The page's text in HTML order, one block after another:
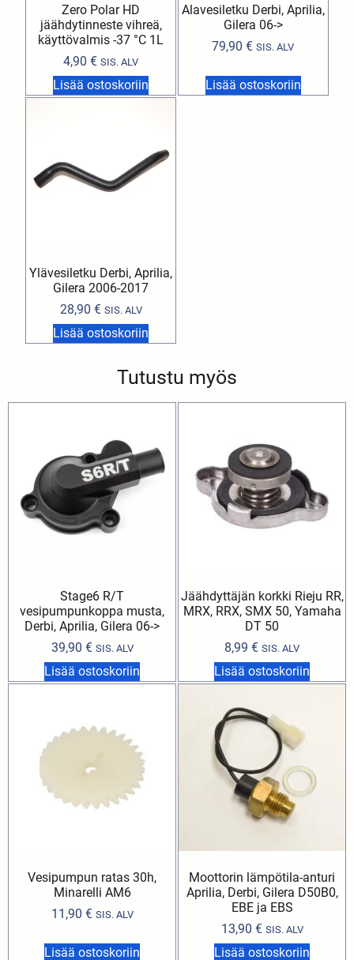
Zero Polar HD
jäähdytinneste vihreä,
käyttövalmis -37 °C 1L
4,90€ SIS. ALV
Lisää ostoskoriin
Alavesiletku Derbi, Aprilia,
Gilera 06->
79,90€ SIS. ALV
Lisää ostoskoriin
Ylävesiletku Derbi, Aprilia,
Gilera 2006-2017
28,90 € SIS. ALV
Lisää ostoskoriin
Tutustu myös
Stage6 R/T
vesipumpunkoppa musta,
Derbi, Aprilia, Gilera 06->
39,90 € SIS. ALV
Lisää ostoskoriin
Jäähdyttäjän korkki Rieju RR,
MRX, RRX, SMX 50, Yamaha
DT 50
8,99 € SIS. ALV
Lisää ostoskoriin
Vesipumpun ratas 30h,
Minarelli AM6
11,90 € SIS. ALV
Lisää ostoskoriin
Moottorin lämpötila-anturi
Aprilia, Derbi, Gilera D50B0,
EBE ja EBS
13,90 € SIS. ALV
Lisää ostoskoriin